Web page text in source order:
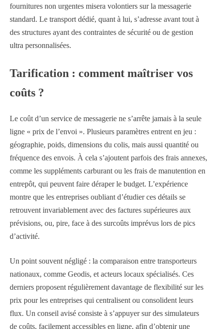
fournitures non urgentes misera volontiers sur la messagerie
standard. Le transport dédié, quant à lui, s’adresse avant tout à
des structures ayant des contraintes de sécurité ou de gestion
ultra personnalisées.
Tarification : comment maîtriser vos
coûts ?
Le coût d’un service de messagerie ne s’arrête jamais à la seule
ligne « prix de l’envoi ». Plusieurs paramètres entrent en jeu :
géographie, poids, dimensions du colis, mais aussi quantité ou
fréquence des envois. À cela s’ajoutent parfois des frais annexes,
comme les suppléments carburant ou les frais de manutention en
entrepôt, qui peuvent faire déraper le budget. L’expérience
montre que les entreprises oubliant d’étudier ces détails se
retrouvent invariablement avec des factures supérieures aux
prévisions, ou, pire, face à des surcoûts imprévus lors de pics
d’activité.
Un point souvent négligé : la comparaison entre transporteurs
nationaux, comme Geodis, et acteurs locaux spécialisés. Ces
derniers proposent régulièrement davantage de flexibilité sur les
prix pour les entreprises qui centralisent ou consolident leurs
flux. Un conseil avisé consiste à s’appuyer sur des simulateurs
de coûts, facilement accessibles en ligne, afin d’obtenir une